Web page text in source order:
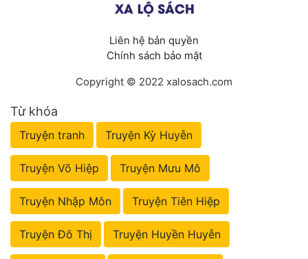
Liên hệ bản quyền
Chính sách bảo mật
Copyright © 2022 xalosach.com
Từ khóa
Truyện tranh Truyện Kỳ Huyễn
Truyện Võ Hiệp Truyện Mưu Mô
Truyện Nhập Môn Truyện Tiên Hiệp
Truyện Đô Thị Truyện Huyền Huyễn